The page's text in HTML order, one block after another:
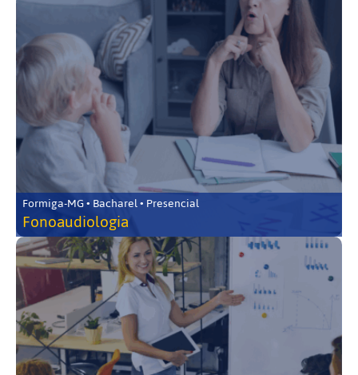
Formiga-MG • Bacharel • Presencial
Fonoaudiologia